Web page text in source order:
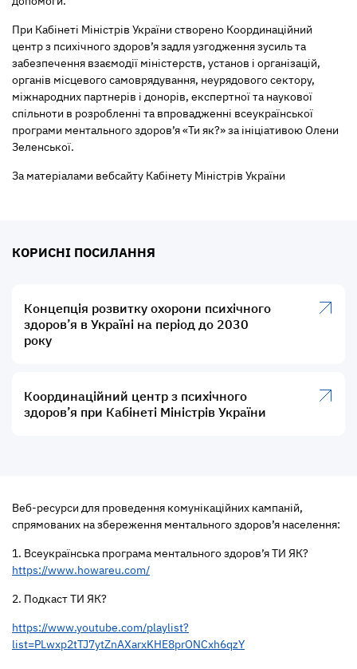
При Кабінеті Міністрів України створено Координаційний
центр з психічного здоров’я задля узгодження зусиль та
забезпечення взаємодії міністерств, установ і організацій,
органів місцевого самоврядування, неурядового сектору,
міжнародних партнерів і донорів, експертної та наукової
спільноти в розробленні та впровадженні всеукраїнської
програми ментального здоров’я «Ти як?» за ініціативою Олени
Зеленської.
За матеріалами вебсайту Кабінету Міністрів України
КОРИСНІ ПОСИЛАННЯ
Концепція розвитку охорони психічного
здоров’я в Україні на період до 2030
року
Координаційний центр з психічного
здоров’я при Кабінеті Міністрів України
Веб-ресурси для проведення комунікаційних кампаній,
спрямованих на збереження ментального здоров’я населення:
1. Всеукраїнська програма ментального здоров’я ТИ ЯК?
https://www.howareu.com/
2. Подкаст ТИ ЯК?
https://www.youtube.com/playlist?
list=PLwxp2tTJ7ytZnAXarxKHE8prONCxh6qzY